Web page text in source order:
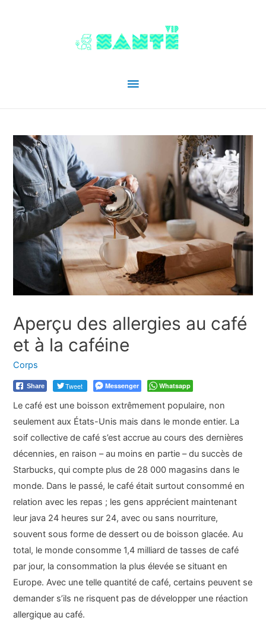
Menu
Aperçu des allergies au café
et à la caféine
Corps
Share Tweet Messenger Whatsapp
Le café est une boisson extrêmement populaire, non
seulement aux États-Unis mais dans le monde entier. La
soif collective de café s’est accrue au cours des dernières
décennies, en raison – au moins en partie – du succès de
Starbucks, qui compte plus de 28 000 magasins dans le
monde. Dans le passé, le café était surtout consommé en
relation avec les repas ; les gens apprécient maintenant
leur java 24 heures sur 24, avec ou sans nourriture,
souvent sous forme de dessert ou de boisson glacée. Au
total, le monde consomme 1,4 milliard de tasses de café
par jour, la consommation la plus élevée se situant en
Europe. Avec une telle quantité de café, certains peuvent se
demander s’ils ne risquent pas de développer une réaction
allergique au café.